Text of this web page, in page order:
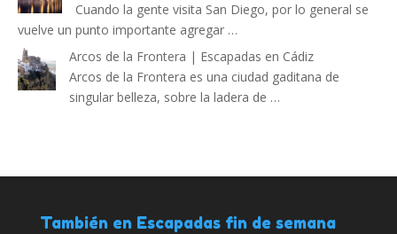
Cuando la gente visita San Diego, por lo general se
vuelve un punto importante agregar …
Arcos de la Frontera | Escapadas en Cádiz
Arcos de la Frontera es una ciudad gaditana de
singular belleza, sobre la ladera de …
También en Escapadas fin de semana